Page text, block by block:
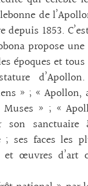
de
depuis 1853.
propose
époques et
» ; « Apollon,
» ; «
son sanctuaire
; ses faces les
et œuvres d’art